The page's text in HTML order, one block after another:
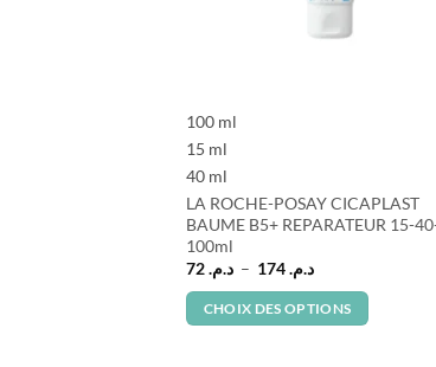
100 ml
15 ml
40 ml
LA ROCHE-POSAY CICAPLAST
BAUME B5+ REPARATEUR 15-
100ml
د.م.72 – د.م.174
Plage
prix :
د.م. 72
CHOIX DES OPTIONS